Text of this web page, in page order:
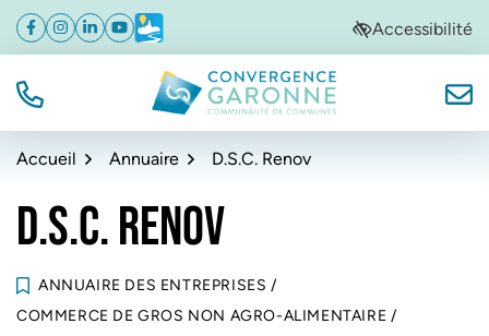
Aller
navigation
Aller
au
Aller
au
de
Facebook
(ouverture dans un nouvel onglet)
Instagram
(ouverture dans un nouvel onglet)
Linkedin
(ouverture dans un nouvel onglet)
YouTube
(ouverture dans un nouvel onglet)
Météo
(ouverture dans un nouvel onglet)Accessibilité
TÉL. Convergence Garonne
Accueil Annuaire D.S.C. Renov
D.S.C. RENOV
ANNUAIRE DES ENTREPRISES /
COMMERCE DE GROS NON AGRO-ALIMENTAIRE /